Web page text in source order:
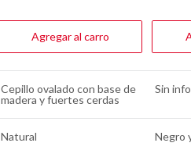
Agregar al carro
Cepillo ovalado con base de
madera y fuertes cerdas
Sin
Natural Negro